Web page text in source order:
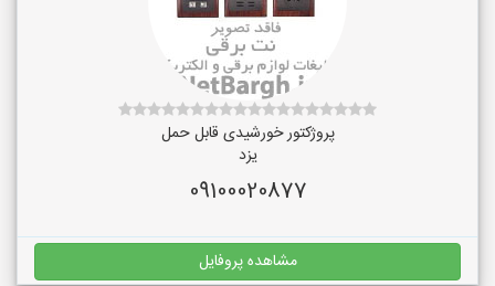
پروژکتور خورشیدی قابل حمل
یزد
09100020877
مشاهده پروفایل